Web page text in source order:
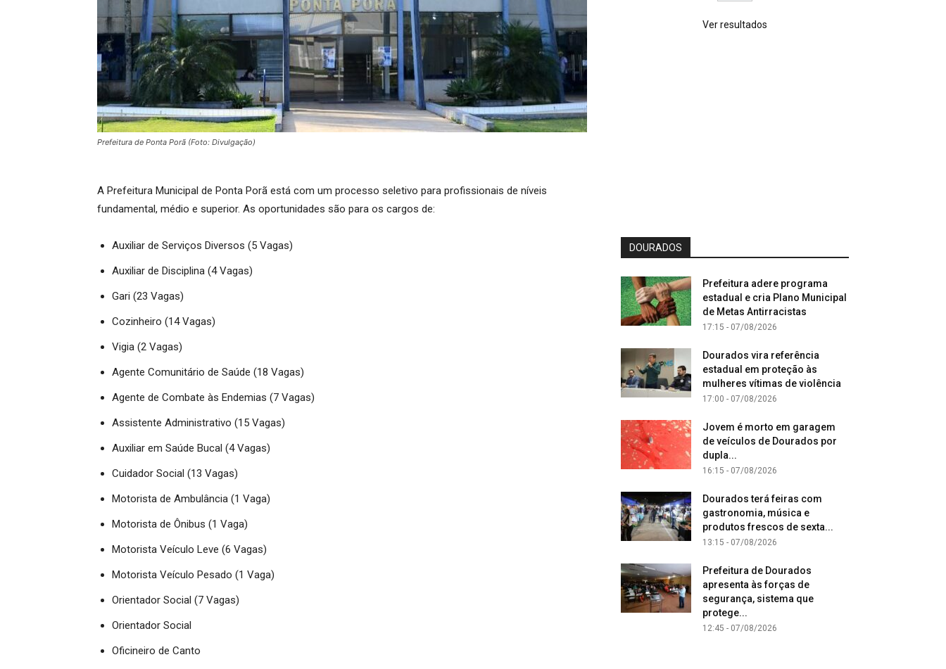
Prefeitura de Ponta Porã (Foto: Divulgação)
A Prefeitura Municipal de Ponta Porã está com um processo seletivo para profissionais de níveis
fundamental, médio e superior. As oportunidades são para os cargos de:
Auxiliar de Serviços Diversos (5 Vagas)
Auxiliar de Disciplina (4 Vagas)
Gari (23 Vagas)
Cozinheiro (14 Vagas)
Vigia (2 Vagas)
Agente Comunitário de Saúde (18 Vagas)
Agente de Combate às Endemias (7 Vagas)
Assistente Administrativo (15 Vagas)
Auxiliar em Saúde Bucal (4 Vagas)
Cuidador Social (13 Vagas)
Motorista de Ambulância (1 Vaga)
Motorista de Ônibus (1 Vaga)
Motorista Veículo Leve (6 Vagas)
Motorista Veículo Pesado (1 Vaga)
Orientador Social (7 Vagas)
Orientador Social
Oficineiro de Canto
Ver resultados
DOURADOS
Prefeitura adere programa
estadual e cria Plano Municipal
de Metas Antirracistas
17:15 - 07/08/2026
Dourados vira referência
estadual em proteção às
mulheres vítimas de violência
17:00 - 07/08/2026
Jovem é morto em garagem
de veículos de Dourados por
dupla...
16:15 - 07/08/2026
Dourados terá feiras com
gastronomia, música e
produtos frescos de sexta...
13:15 - 07/08/2026
Prefeitura de Dourados
apresenta às forças de
segurança, sistema que
protege...
12:45 - 07/08/2026